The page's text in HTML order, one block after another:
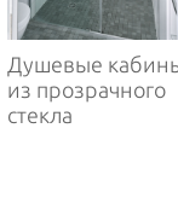
Душевые
из прозрачного
стекла